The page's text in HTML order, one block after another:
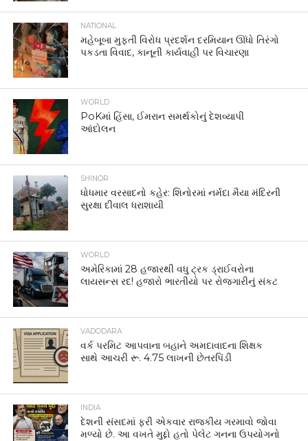
NATIONAL
મહેબૂબા મુફ્તી વિરોધ પ્રદર્શન દરમિયાન ઊંધો તિરંગો
પકડતા વિવાદ, કાનૂની કાર્યવાહી પર વિચારણા
WORLD
PoKમાં હિંસા, ઈમરાન સમર્થકોનું દેશવ્યાપી
આંદોલન
SHINOR
ધોધમાર વરસાદનો કહેર: શિનોરમાં નર્મદા મૈયા મંદિરની
સુરક્ષા દીવાલ ધરાશાયી
WORLD
અમેરિકામાં 28 હજારથી વધુ ટ્રક ડ્રાઈવરોના
લાયસન્સ રદ! હજારો ભારતીયો પર રોજગારીનું સંકટ
VADODARA
વર્ક પરમિટ આપવાના બહાને અમદાવાદના શિક્ષક
સાથે આચરી રૂ. 4.75 લાખની છેતરપિંડી
INDIA
દેશની સંસદમાં ફરી એકવાર રાજકીય ગરમાવો જોવા
મળ્યો છે. આ વખતે મુદ્દો હતો પેલેટ ગનના ઉપયોગનો